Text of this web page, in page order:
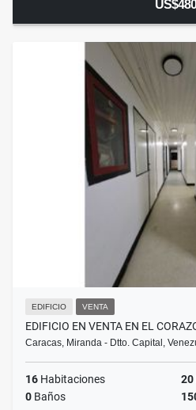
EDIFICIO VENTA
EDIFICIO EN VENTA EN EL
Caracas, Miranda - Dtto. Capital,
16 Habitaciones 20
0 Baños